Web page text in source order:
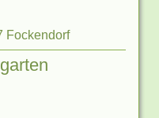
Fockendorf